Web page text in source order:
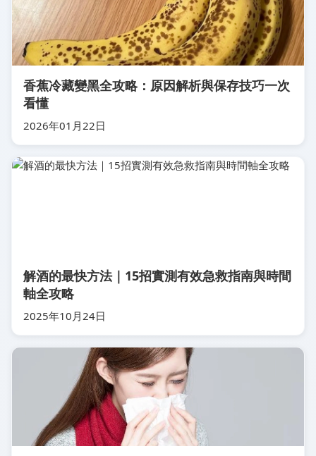
香蕉冷藏變黑全攻略：原因解析與保存技巧一次
看懂
2026年01月22日
解酒的最快方法｜15招實測有效急救指南與時間
軸全攻略
2025年10月24日